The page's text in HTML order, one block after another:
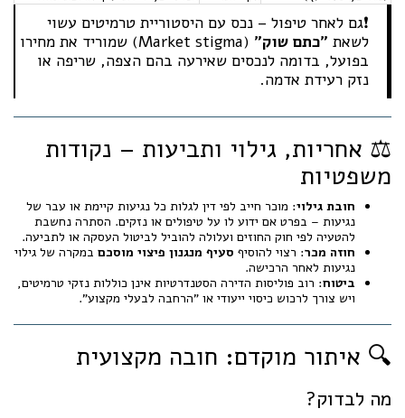
❗גם לאחר טיפול – נכס עם היסטוריית טרמיטים עשוי
לשאת "כתם שוק"
(Market stigma) שמוריד את מחירו
בפועל, בדומה לנכסים שאירעה בהם הצפה, שריפה או
נזק רעידת אדמה.
⚖️ אחריות, גילוי ותביעות – נקודות
משפטיות
חובת גילוי: מוכר חייב לפי דין לגלות כל נגיעות קיימת או עבר של
נגיעות – בפרט אם ידוע לו על טיפולים או נזקים. הסתרה נחשבת
להטעיה לפי חוק החוזים ועלולה להוביל לביטול העסקה או לתביעה.
חוזה מכר: רצוי להוסיף סעיף מנגנון פיצוי מוסכם במקרה של גילוי
נגיעות לאחר הרכישה.
ביטוח: רוב פוליסות הדירה הסטנדרטיות אינן כוללות נזקי טרמיטים,
ויש צורך לרכוש כיסוי ייעודי או "הרחבה לבעלי מקצוע".
🔍 איתור מוקדם: חובה מקצועית
מה לבדוק?